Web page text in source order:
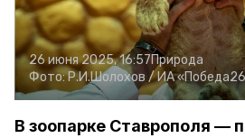
26 июня 2025, 16:57Природа
Фото:Р.И.Шолохов /ИА
В зоопарке Ставрополя —